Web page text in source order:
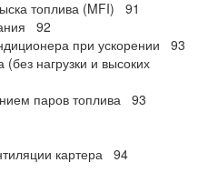
топлива (MFI) 91
92
при ускорении 93
нагрузки и высоких
паров топлива 93
картера 94